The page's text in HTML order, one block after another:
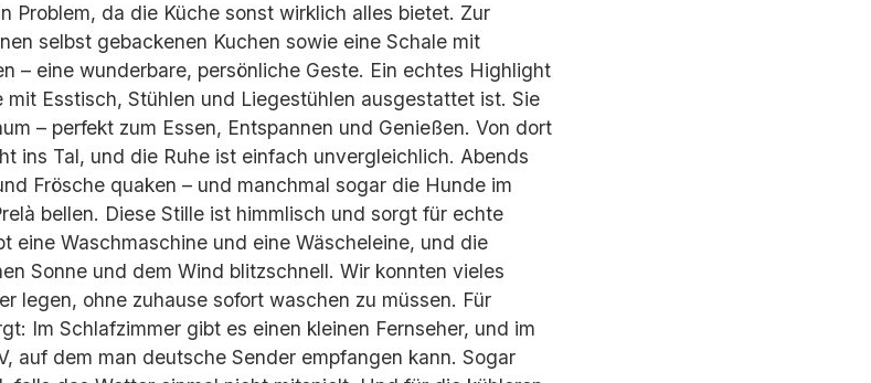
Problem, da die Küche sonst wirklich alles bietet. Zur
selbst gebackenen Kuchen sowie eine Schale mit
– eine wunderbare, persönliche Geste. Ein echtes Highlight
Esstisch, Stühlen und Liegestühlen ausgestattet ist. Sie
– perfekt zum Essen, Entspannen und Genießen. Von dort
ins Tal, und die Ruhe ist einfach unvergleichlich. Abends
Frösche quaken – und manchmal sogar die Hunde im
bellen. Diese Stille ist himmlisch und sorgt für echte
eine Waschmaschine und eine Wäscheleine, und die
Sonne und dem Wind blitzschnell. Wir konnten vieles
legen, ohne zuhause sofort waschen zu müssen. Für
Im Schlafzimmer gibt es einen kleinen Fernseher, und im
auf dem man deutsche Sender empfangen kann. Sogar